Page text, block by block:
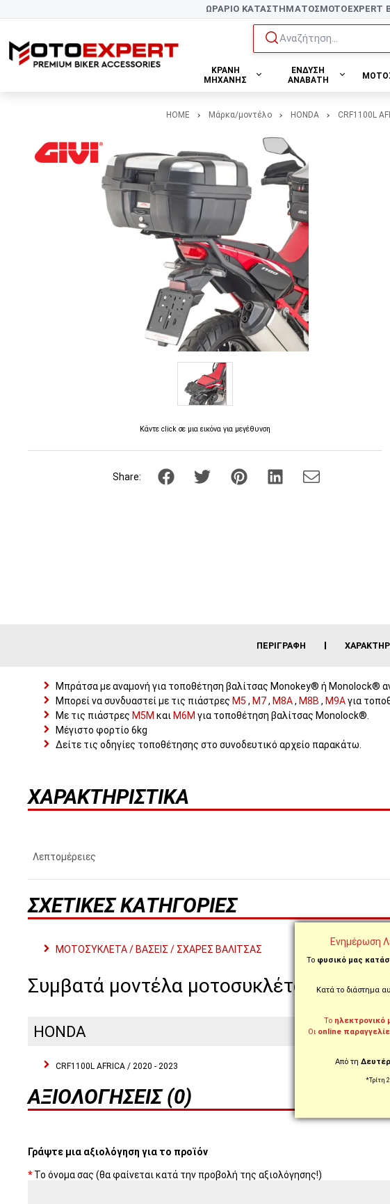
ΩΡΑΡΙΟ ΚΑΤΑΣΤΗΜΑΤΟΣMOTOEXPERT
Αναζήτηση...
ΚΡΑΝΗ
ΜΗΧΑΝΗΣ
ΕΝΔΥΣΗ
ΑΝΑΒΑΤΗ
HOME Μάρκα/μοντέλο HONDA CRF1100L
Κάντε click σε μια εικόνα για μεγέθυνση
Share:
ΠΕΡΙΓΡΑΦΉ
Μπράτσα με αναμονή για τοποθέτηση βαλίτσας Monokey® ή Monolock®
Μπορεί να συνδυαστεί με τις πιάστρες M5 , M7, Μ8Α, Μ8Β , M9Aγια
Με τις πιάστρες Μ5Μ καιΜ6Μ για τοποθέτηση βαλίτσας Monolock®.
Μέγιστο φορτίο 6kg
Δείτε τις οδηγίες τοποθέτησης στο συνοδευτικό αρχείο παρακάτω.
ΧΑΡΑΚΤΗΡΙΣΤΙΚΆ
Λεπτομέρειες
ΣΧΕΤΙΚΈΣ ΚΑΤΗΓΟΡΊΕΣ
ΜΟΤΟΣΥΚΛΕΤΑ / ΒΑΣΕΙΣ / ΣΧΑΡΕΣ ΒΑΛΙΤΣΑΣ
Συμβατά μοντέλα μοτοσυκλέτας
HONDA
CRF1100L AFRICA / 2020 - 2023
ΑΞΙΟΛΟΓΉΣΕΙΣ (0)
Γράψτε μια αξιολόγηση για το προϊόν
Το όνομα σας (θα φαίνεται κατά την προβολή της αξιολόγησης!)
Ενημέρωση
Το φυσικό μας
Κατά το διάστημα
Το ηλεκτρονικό
Οι online
Από τη
*Τρίτη